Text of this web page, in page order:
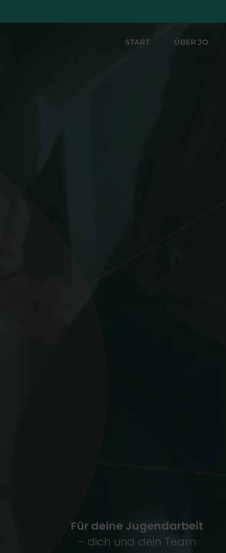
START ÜBER JO
Für deine Jugendarbeit
– dich und dein Team